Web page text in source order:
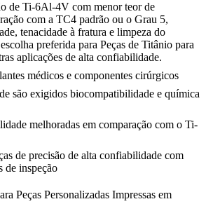
de Ti-6Al-4V com menor teor de
com a TC4 padrão ou o Grau 5,
tenacidade à fratura e limpeza do
preferida para Peças de Titânio para
aplicações de alta confiabilidade.
médicos e componentes cirúrgicos
são exigidos biocompatibilidade e química
melhoradas em comparação com o Ti-
de precisão de alta confiabilidade com
de inspeção
Peças Personalizadas Impressas em